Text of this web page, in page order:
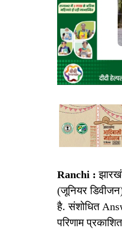
Ranchi :
(जूनियर
है. संशोधित
परिणाम